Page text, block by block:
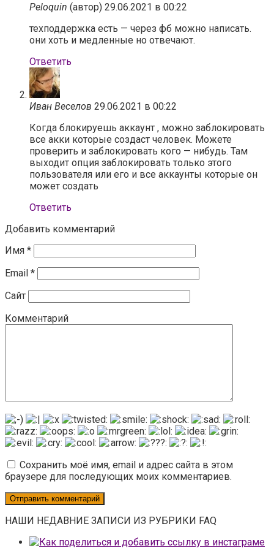
Peloquin (автор) 29.06.2021 в 00:22
техподдержка есть — через фб можно написать.
они хоть и медленные но отвечают.
Ответить
Иван Веселов 29.06.2021 в 00:22
Когда блокируешь аккаунт , можно заблокировать
все акки которые создаст человек. Можете
проверить и заблокировать кого — нибудь. Там
выходит опция заблокировать только этого
пользователя или его и все аккаунты которые он
может создать
Ответить
Добавить комментарий
Имя *
Email *
Сайт
Комментарий
Сохранить моё имя, email и адрес сайта в этом
браузере для последующих моих комментариев.
НАШИ НЕДАВНИЕ ЗАПИСИ ИЗ РУБРИКИ FAQ